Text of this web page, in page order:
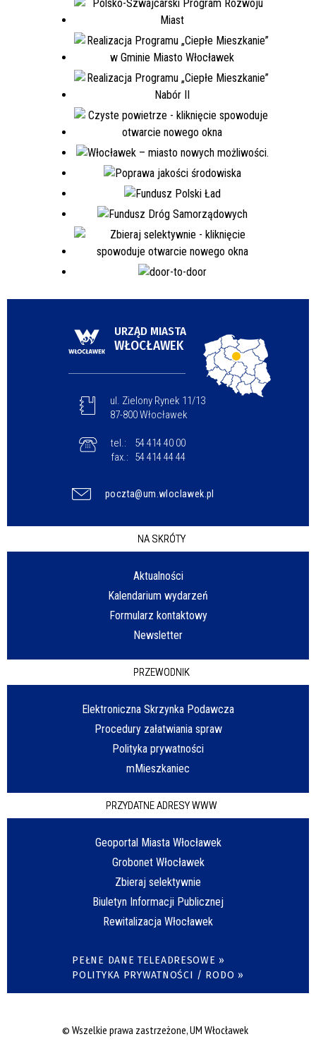
URZĄD MIASTA
WŁOCŁAWEK
ul. Zielony Rynek 11/13
87-800 Włocławek
tel.:
54 414 40 00
fax.:
54 414 44 44
poczta@um.wloclawek.pl
NA SKRÓTY
Aktualności
Kalendarium wydarzeń
Formularz kontaktowy
Newsletter
PRZEWODNIK
Elektroniczna Skrzynka Podawcza
Procedury załatwiania spraw
Polityka prywatności
mMieszkaniec
PRZYDATNE ADRESY WWW
Geoportal Miasta Włocławek
Grobonet Włocławek
Zbieraj selektywnie
Biuletyn Informacji Publicznej
Rewitalizacja Włocławek
PEŁNE DANE TELEADRESOWE »
POLITYKA PRYWATNOŚCI / RODO »
© Wszelkie prawa zastrzeżone, UM Włocławek